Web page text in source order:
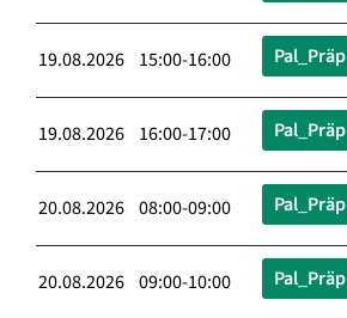
19.08.2026 15:00-16:00 Pal_Präp
19.08.2026 16:00-17:00 Pal_Präp
20.08.2026 08:00-09:00 Pal_Präp
20.08.2026 09:00-10:00 Pal_Präp